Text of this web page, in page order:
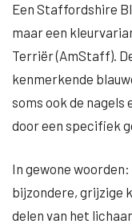
Een Staffordshire
maar een
Terriër (AmStaff).
kenmerkende
soms ook de nagels
door een specifiek
In gewone
bijzondere, grijzige
delen van het